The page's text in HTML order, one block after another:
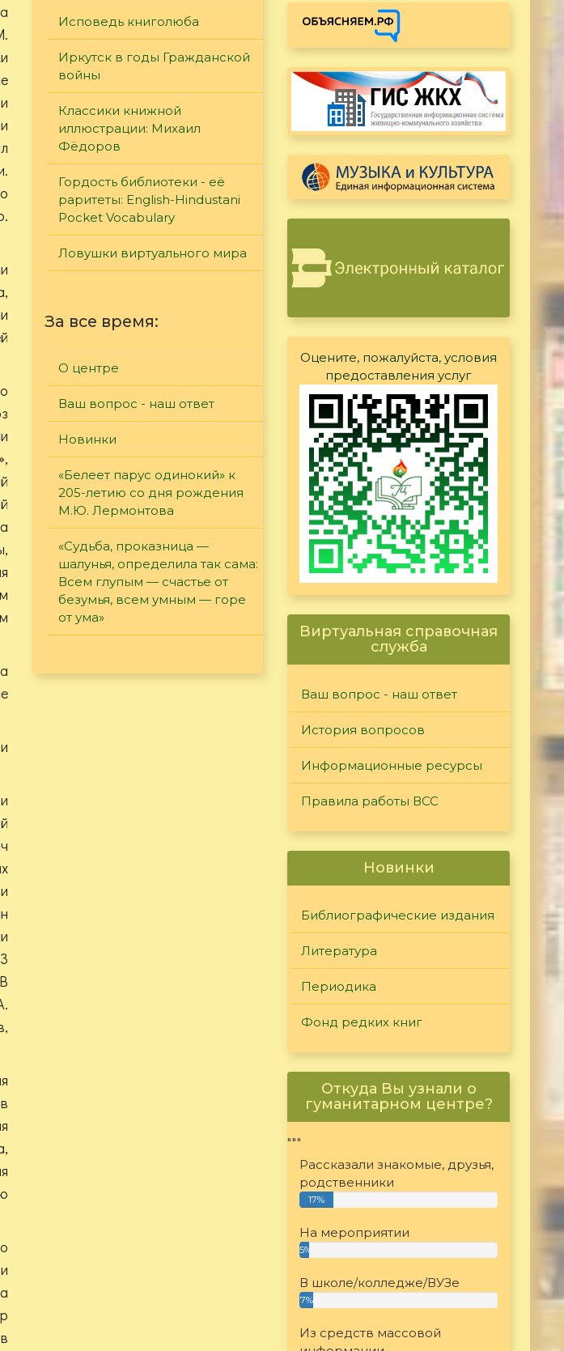
Исповедь книголюба
Иркутск в годы Гражданской
войны
Классики книжной
иллюстрации: Михаил
Фёдоров
Гордость библиотеки - её
раритеты: English-Hindustani
Pocket Vocabulary
Ловушки виртуального мира
За все время:
О центре
Ваш вопрос - наш ответ
Новинки
«Белеет парус одинокий» к
205-летию со дня рождения
М.Ю. Лермонтова
«Судьба, проказница —
шалунья, определила так сама:
Всем глупым — счастье от
безумья, всем умным — горе
от ума»
Оцените, пожалуйста, условия
предоставления услуг
Виртуальная справочная
служба
Ваш вопрос - наш ответ
История вопросов
Информационные ресурсы
Правила работы ВСС
Новинки
Библиографические издания
Литература
Периодика
Фонд редких книг
Откуда Вы узнали о
гуманитарном центре?
"""
Рассказали знакомые, друзья,
родственники
17%
На мероприятии
5%
В школе/колледже/ВУЗе
7%
Из средств массовой